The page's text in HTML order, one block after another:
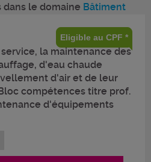
le domaine Bâtiment
la maintenance des
d'eau chaude
d'air et de leur
compétences titre prof.
d'équipements
Eligible au CPF *